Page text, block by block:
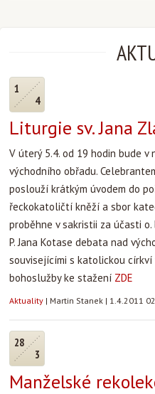
1
4
Liturgie sv. Jana
V úterý 5.4. od 19 hodin bude
východního obřadu.
poslouží krátkým úvodem do
řeckokatoličtí kněží a sbor
proběhne v sakristii za účasti
P. Jana Kotase debata nad
souvisejícími s katolickou církví
bohoslužby ke stažení ZDE
Aktuality | Martin Stanek | 1.4.2011
28
3
Manželské